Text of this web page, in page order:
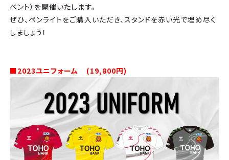
ベント）を開催いたします。
ぜひ、ペンライトをご購入いただき、スタンドを赤い光で埋め尽く
しましょう！
■2023ユニフォーム (19,800円)